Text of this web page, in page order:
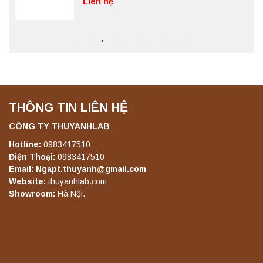
Máy lắc đứng YKD-08 Yonglekang – Thiết bị
lắc chiết mẫu phòng thí nghiệm
Máy lắc đứng YKD-10 Yonglekang – Thiết bị
lắc chiết mẫu phòng thí nghiệm
THÔNG TIN LIÊN HỆ
CÔNG TY THUYANHLAB
Hotline: 0983417510
Điện Thoại: 0983417510
Email: Ngapt.thuyanh@gmail.com
Website: thuyanhlab.com
Showroom: Hà Nội.